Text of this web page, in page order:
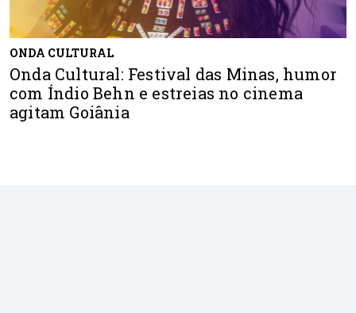
ONDA CULTURAL
Onda Cultural: Festival das Minas, humor
com Índio Behn e estreias no cinema
agitam Goiânia